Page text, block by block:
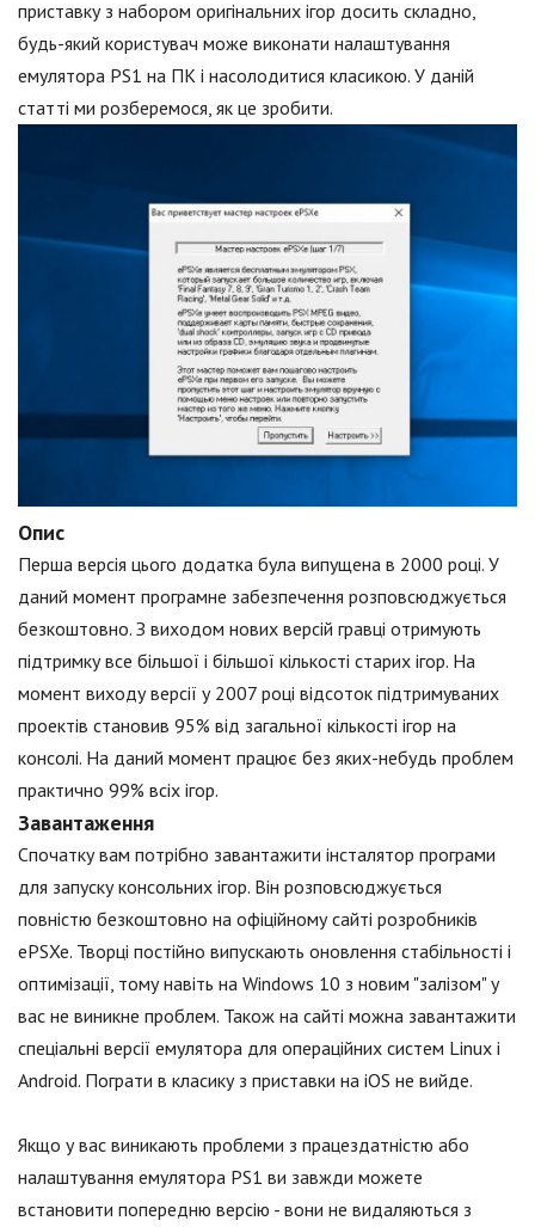
приставку з набором оригінальних ігор досить складно,
будь-який користувач може виконати налаштування
емулятора PS1 на ПК і насолодитися класикою. У даній
статті ми розберемося, як це зробити.
Опис
Перша версія цього додатка була випущена в 2000 році. У
даний момент програмне забезпечення розповсюджується
безкоштовно. З виходом нових версій гравці отримують
підтримку все більшої і більшої кількості старих ігор. На
момент виходу версії у 2007 році відсоток підтримуваних
проектів становив 95% від загальної кількості ігор на
консолі. На даний момент працює без яких-небудь проблем
практично 99% всіх ігор.
Завантаження
Спочатку вам потрібно завантажити інсталятор програми
для запуску консольних ігор. Він розповсюджується
повністю безкоштовно на офіційному сайті розробників
ePSXe. Творці постійно випускають оновлення стабільності і
оптимізації, тому навіть на Windows 10 з новим "залізом" у
вас не виникне проблем. Також на сайті можна завантажити
спеціальні версії емулятора для операційних систем Linux і
Android. Пограти в класику з приставки на iOS не вийде.
Якщо у вас виникають проблеми з працездатністю або
налаштування емулятора PS1 ви завжди можете
встановити попередню версію - вони не видаляються з